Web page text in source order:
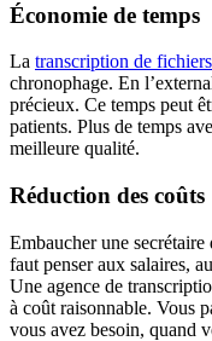
Économie de temps
La transcription de
chronophage. En
précieux. Ce temps peut
patients. Plus de temps
meilleure qualité.
Réduction des coûts
Embaucher une
faut penser aux salaires,
Une agence de
à coût raisonnable. Vous
vous avez besoin, quand